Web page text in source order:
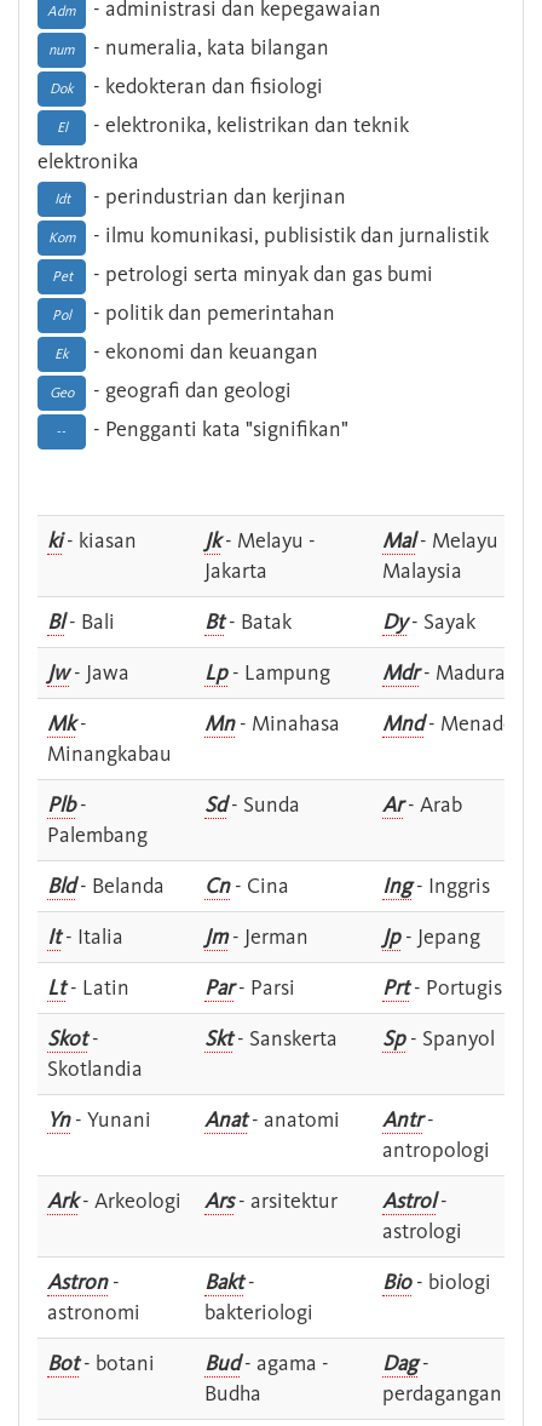
Adm - administrasi dan kepegawaian
num - numeralia, kata bilangan
Dok - kedokteran dan fisiologi
El
- elektronika, kelistrikan dan teknik
elektronika
Idt - perindustrian dan kerjinan
Kom - ilmu komunikasi, publisistik dan jurnalistik
Pet - petrologi serta minyak dan gas bumi
Pol - politik dan pemerintahan
Ek - ekonomi dan keuangan
Geo - geografi dan geologi
-- - Pengganti kata "signifikan"
ki- kiasan Jk- Melayu -
Jakarta
Mal- Melayu -
Malaysia
Bl- Bali Bt- Batak Dy- Sayak
Jw- Jawa Lp- Lampung Mdr- Madura
Mk-
Minangkabau
Mn- Minahasa Mnd- Menado
Plb-
Palembang
Sd- Sunda Ar- Arab
Bld- Belanda Cn- Cina Ing- Inggris
It- Italia Jm- Jerman Jp- Jepang
Lt- Latin Par- Parsi Prt- Portugis
Skot-
Skotlandia
Skt- Sanskerta Sp- Spanyol
Yn- Yunani Anat- anatomi Antr-
antropologi
Ark- Arkeologi Ars- arsitektur Astrol-
astrologi
Astron-
astronomi
Bakt-
bakteriologi
Bio- biologi
Bot- botani Bud- agama -
Budha
Dag-
perdagangan